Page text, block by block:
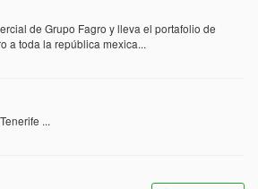
de Grupo Fagro y lleva el portafolio de
a toda la república mexica...
...